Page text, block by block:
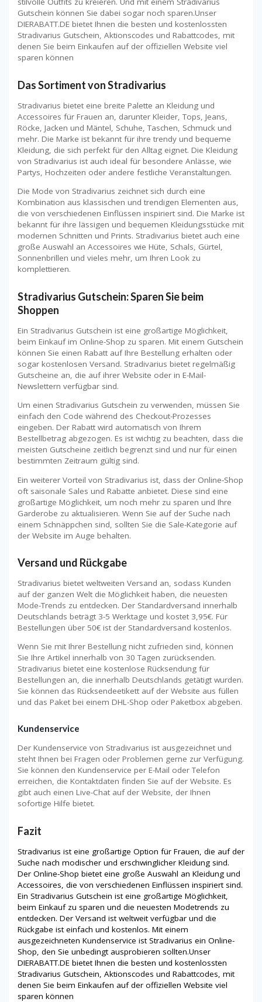
Gutschein können Sie dabei sogar noch sparen.Unser
DIERABATT.DE bietet Ihnen die besten und kostenlossten
Stradivarius Gutschein, Aktionscodes und Rabattcodes, mit
denen Sie beim Einkaufen auf der offiziellen Website viel
sparen können
Das Sortiment von Stradivarius
Stradivarius bietet eine breite Palette an Kleidung und
Accessoires für Frauen an, darunter Kleider, Tops, Jeans,
Röcke, Jacken und Mäntel, Schuhe, Taschen, Schmuck und
mehr. Die Marke ist bekannt für ihre trendy und bequeme
Kleidung, die sich perfekt für den Alltag eignet. Die Kleidung
von Stradivarius ist auch ideal für besondere Anlässe, wie
Partys, Hochzeiten oder andere festliche Veranstaltungen.
Die Mode von Stradivarius zeichnet sich durch eine
Kombination aus klassischen und trendigen Elementen aus,
die von verschiedenen Einflüssen inspiriert sind. Die Marke ist
bekannt für ihre lässigen und bequemen Kleidungsstücke mit
modernen Schnitten und Prints. Stradivarius bietet auch eine
große Auswahl an Accessoires wie Hüte, Schals, Gürtel,
Sonnenbrillen und vieles mehr, um Ihren Look zu
komplettieren.
Stradivarius Gutschein: Sparen Sie beim
Shoppen
Ein Stradivarius Gutschein ist eine großartige Möglichkeit,
beim Einkauf im Online-Shop zu sparen. Mit einem Gutschein
können Sie einen Rabatt auf Ihre Bestellung erhalten oder
sogar kostenlosen Versand. Stradivarius bietet regelmäßig
Gutscheine an, die auf ihrer Website oder in E-Mail-
Newslettern verfügbar sind.
Um einen Stradivarius Gutschein zu verwenden, müssen Sie
einfach den Code während des Checkout-Prozesses
eingeben. Der Rabatt wird automatisch von Ihrem
Bestellbetrag abgezogen. Es ist wichtig zu beachten, dass die
meisten Gutscheine zeitlich begrenzt sind und nur für einen
bestimmten Zeitraum gültig sind.
Ein weiterer Vorteil von Stradivarius ist, dass der Online-Shop
oft saisonale Sales und Rabatte anbietet. Diese sind eine
großartige Möglichkeit, um noch mehr zu sparen und Ihre
Garderobe zu aktualisieren. Wenn Sie auf der Suche nach
einem Schnäppchen sind, sollten Sie die Sale-Kategorie auf
der Website im Auge behalten.
Versand und Rückgabe
Stradivarius bietet weltweiten Versand an, sodass Kunden
auf der ganzen Welt die Möglichkeit haben, die neuesten
Mode-Trends zu entdecken. Der Standardversand innerhalb
Deutschlands beträgt 3-5 Werktage und kostet 3,95€. Für
Bestellungen über 50€ ist der Standardversand kostenlos.
Wenn Sie mit Ihrer Bestellung nicht zufrieden sind, können
Sie Ihre Artikel innerhalb von 30 Tagen zurücksenden.
Stradivarius bietet eine kostenlose Rücksendung für
Bestellungen an, die innerhalb Deutschlands getätigt wurden.
Sie können das Rücksendeetikett auf der Website aus füllen
und das Paket bei einem DHL-Shop oder Paketbox abgeben.
Kundenservice
Der Kundenservice von Stradivarius ist ausgezeichnet und
steht Ihnen bei Fragen oder Problemen gerne zur Verfügung.
Sie können den Kundenservice per E-Mail oder Telefon
erreichen, die Kontaktdaten finden Sie auf der Website. Es
gibt auch einen Live-Chat auf der Website, der Ihnen
sofortige Hilfe bietet.
Fazit
Stradivarius ist eine großartige Option für Frauen, die auf der
Suche nach modischer und erschwinglicher Kleidung sind.
Der Online-Shop bietet eine große Auswahl an Kleidung und
Accessoires, die von verschiedenen Einflüssen inspiriert sind.
Ein Stradivarius Gutschein ist eine großartige Möglichkeit,
beim Einkauf zu sparen und die neuesten Modetrends zu
entdecken. Der Versand ist weltweit verfügbar und die
Rückgabe ist einfach und kostenlos. Mit einem
ausgezeichneten Kundenservice ist Stradivarius ein Online-
Shop, den Sie unbedingt ausprobieren sollten.Unser
DIERABATT.DE bietet Ihnen die besten und kostenlossten
Stradivarius Gutschein, Aktionscodes und Rabattcodes, mit
denen Sie beim Einkaufen auf der offiziellen Website viel
sparen können